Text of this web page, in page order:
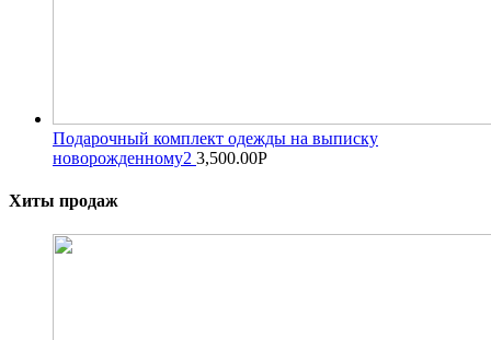
Подарочный комплект одежды на выписку
новорожденному2 3,500.00Р
Хиты продаж